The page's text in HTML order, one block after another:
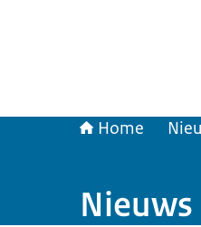
Home
Nieuws